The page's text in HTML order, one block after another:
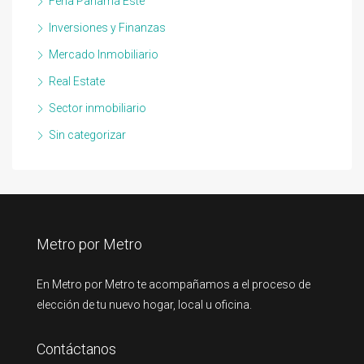
Inversiones y Finanzas
Mercado Inmobiliario
Real Estate
Sector inmobiliario
Sin categorizar
Metro por Metro
En Metro por Metro te acompañamos a el proceso de
elección de tu nuevo hogar, local u oficina.
Contáctanos